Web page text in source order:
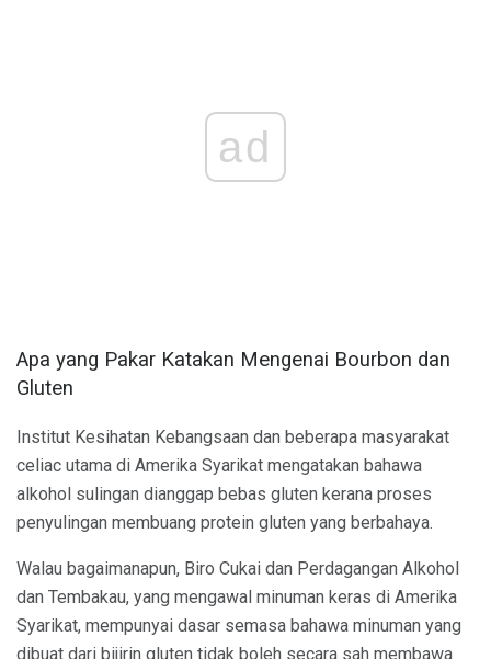
ad
Apa yang Pakar Katakan Mengenai Bourbon dan
Gluten
Institut Kesihatan Kebangsaan dan beberapa masyarakat
celiac utama di Amerika Syarikat mengatakan bahawa
alkohol sulingan dianggap bebas gluten kerana proses
penyulingan membuang protein gluten yang berbahaya.
Walau bagaimanapun, Biro Cukai dan Perdagangan Alkohol
dan Tembakau, yang mengawal minuman keras di Amerika
Syarikat, mempunyai dasar semasa bahawa minuman yang
dibuat dari bijirin gluten tidak boleh secara sah membawa